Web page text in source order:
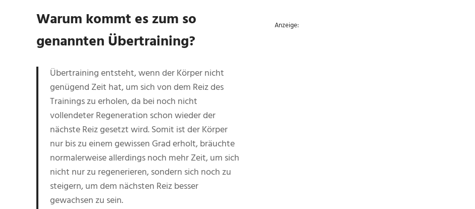
Warum kommt es zum so
genannten Übertraining?
Übertraining entsteht, wenn der Körper nicht
genügend Zeit hat, um sich von dem Reiz des
Trainings zu erholen, da bei noch nicht
vollendeter Regeneration schon wieder der
nächste Reiz gesetzt wird. Somit ist der Körper
nur bis zu einem gewissen Grad erholt, bräuchte
normalerweise allerdings noch mehr Zeit, um sich
nicht nur zu regenerieren, sondern sich noch zu
steigern, um dem nächsten Reiz besser
gewachsen zu sein.
Anzeige: